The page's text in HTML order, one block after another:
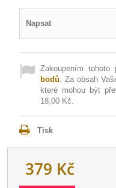
Napsat
Zakoupením
bodů. Za obsah
které mohou být
18,00 Kč.
Tisk
379 Kč